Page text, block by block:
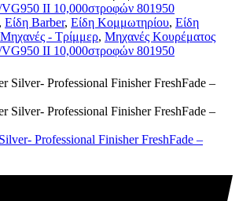
II 10,000στροφών 801950
, Είδη Barber, Είδη Κομμωτηρίου, Είδη
Μηχανές - Τρίμμερ, Μηχανές Κουρέματος
II 10,000στροφών 801950
Professional Finisher FreshFade –